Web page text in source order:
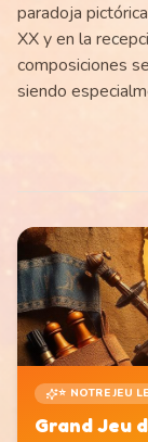
paradoja
XX y en la
composiciones
siendo
⭐ NOTRE JEU
Grand Jeu